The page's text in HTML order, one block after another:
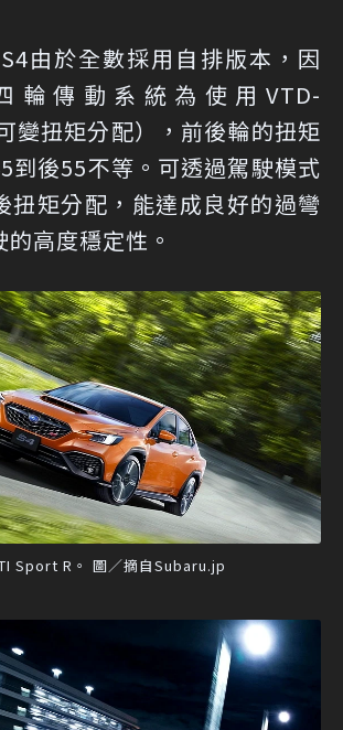
由於全數採用自排版本，因
輪傳動系統為使用VTD-
變扭矩分配），前後輪的扭矩
到後55不等。可透過駕駛模式
扭矩分配，能達成良好的過彎
高度穩定性。
Sport R。 圖／摘自Subaru.jp